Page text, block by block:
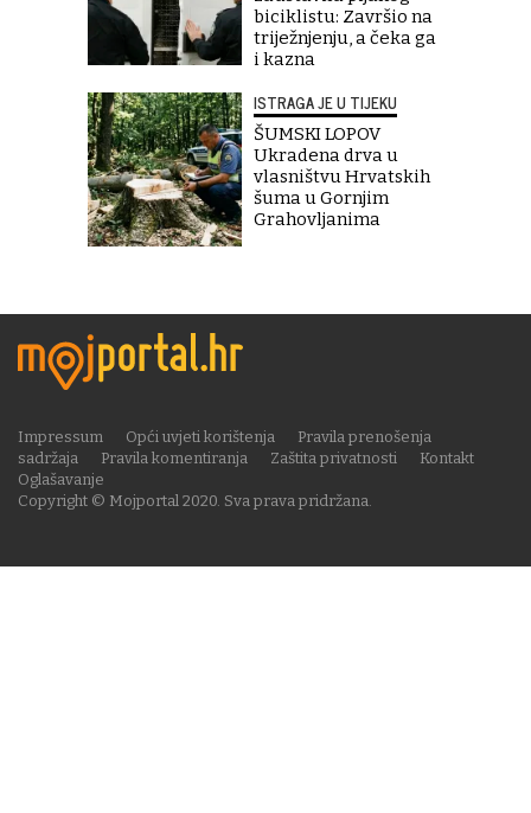
biciklistu: Završio na
triježnjenju, a čeka ga
i kazna
ISTRAGA JE U TIJEKU
ŠUMSKI LOPOV
Ukradena drva u
vlasništvu Hrvatskih
šuma u Gornjim
Grahovljanima
Copyright © Mojportal 2020. Sva prava pridržana.
Impressum Opći uvjeti korištenja
Pravila prenošenja
sadržaja
Pravila komentiranja Zaštita privatnosti
Kontakt
Oglašavanje